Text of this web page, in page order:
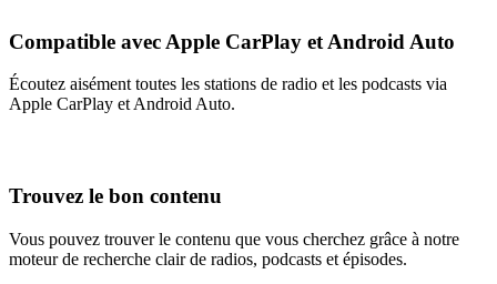
Compatible avec Apple CarPlay et Android Auto
Écoutez aisément toutes les stations de radio et les podcasts via
Apple CarPlay et Android Auto.
Trouvez le bon contenu
Vous pouvez trouver le contenu que vous cherchez grâce à notre
moteur de recherche clair de radios, podcasts et épisodes.